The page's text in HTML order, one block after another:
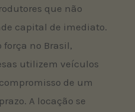
que não
capital de imediato.
força no Brasil,
utilizem veículos
de um
A locação se